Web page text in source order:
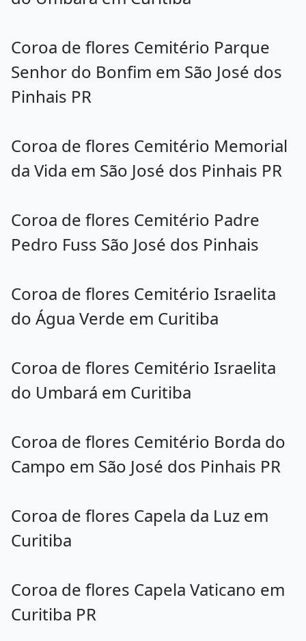
Coroa de flores Cemitério Parque
Senhor do Bonfim em São José dos
Pinhais PR
Coroa de flores Cemitério Memorial
da Vida em São José dos Pinhais PR
Coroa de flores Cemitério Padre
Pedro Fuss São José dos Pinhais
Coroa de flores Cemitério Israelita
do Água Verde em Curitiba
Coroa de flores Cemitério Israelita
do Umbará em Curitiba
Coroa de flores Cemitério Borda do
Campo em São José dos Pinhais PR
Coroa de flores Capela da Luz em
Curitiba
Coroa de flores Capela Vaticano em
Curitiba PR